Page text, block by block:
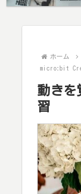
ホーム
micro:bit
動き
習